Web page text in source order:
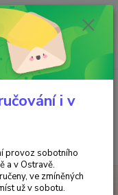
nad 2000,- Kč je
účet.
Menu
za
i v
provoz sobotního
a v Ostravě.
ve zmíněných
už v sobotu.